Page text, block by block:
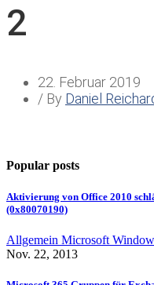
2
22. Februar 2019
/ By Daniel
Popular posts
Aktivierung von Office 2010
(0x80070190)
Allgemein Microsoft
Nov. 22, 2013